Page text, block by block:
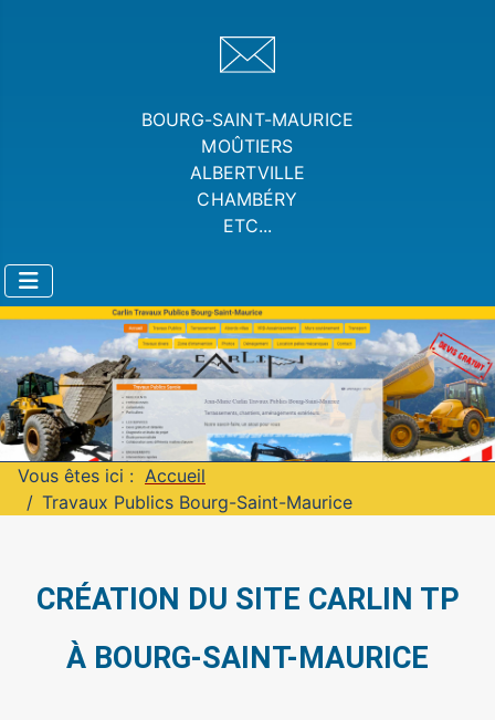
BOURG-SAINT-MAURICE
MOÛTIERS
ALBERTVILLE
CHAMBÉRY
ETC...
Vous êtes ici : Accueil
Travaux Publics Bourg-Saint-Maurice
CRÉATION DU SITE CARLIN TP
À BOURG-SAINT-MAURICE